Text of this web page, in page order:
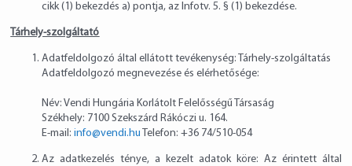
cikk (1) bekezdés a) pontja, az Infotv. 5. § (1) bekezdése.
Tárhely-szolgáltató
Adatfeldolgozó által ellátott tevékenység: Tárhely-szolgáltatás
Adatfeldolgozó megnevezése és elérhetősége:
Név: Vendi Hungária Korlátolt Felelősségű Társaság
Székhely: 7100 Szekszárd Rákóczi u. 164.
E-mail:info@vendi.hu Telefon:+36 74/510-054
Az adatkezelés ténye, a kezelt adatok köre: Az érintett által